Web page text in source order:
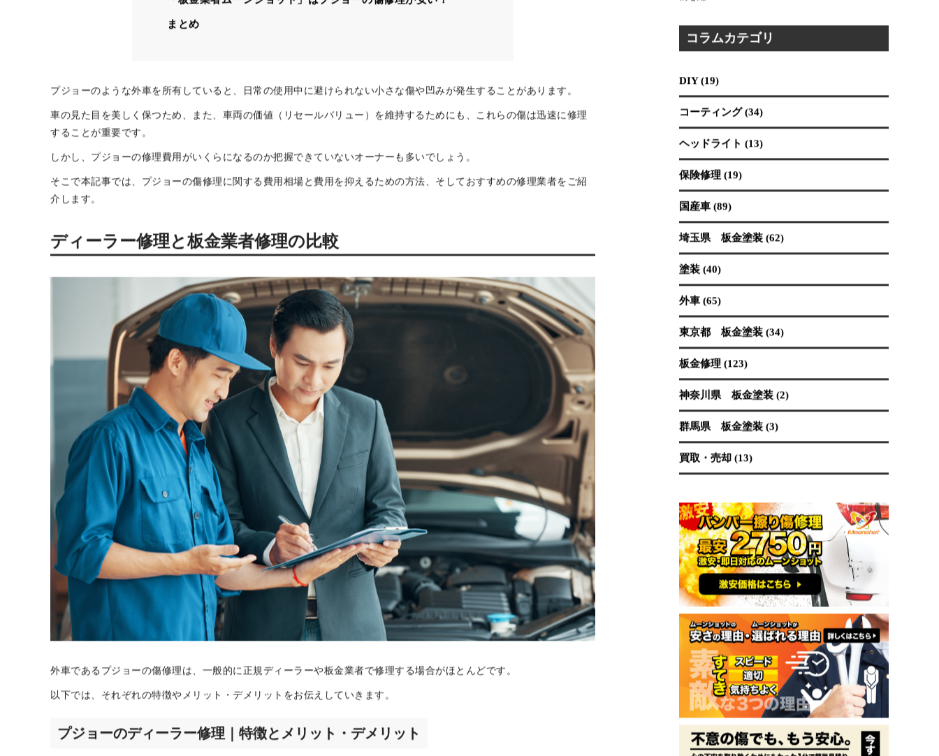
プジョーの修理を依頼する際の注意点
代車の有無
プジョー3008の修理事例
「板金業者ムーンショット」はプジョーの傷修理が安い！
プジョーのような外車を所有していると、日常の使用中に避けられない小さな傷や凹みが発生することがあります。
車の見た目を美しく保つため、また、車両の価値（リセールバリュー）を維持するためにも、これらの傷は迅速に修理
することが重要です。
そこで本記事では、プジョーの傷修理に関する費用相場と費用を抑えるための方法、そしておすすめの修理業者をご紹
ディーラー修理と板金業者修理の比較
吉川市は、東に江戸川、西に中川が流れ、市内にも
大場川が通る「川のまち」です。市外へ出る際には
橋を経...
コラムカテゴリ
DIY (19)
コーティング (34)
ヘッドライト (13)
保険修理 (19)
国産車 (89)
埼玉県 板金塗装 (62)
塗装 (40)
外車 (65)
東京都 板金塗装 (34)
板金修理 (123)
神奈川県 板金塗装 (2)
群馬県 板金塗装 (3)
買取・売却 (13)